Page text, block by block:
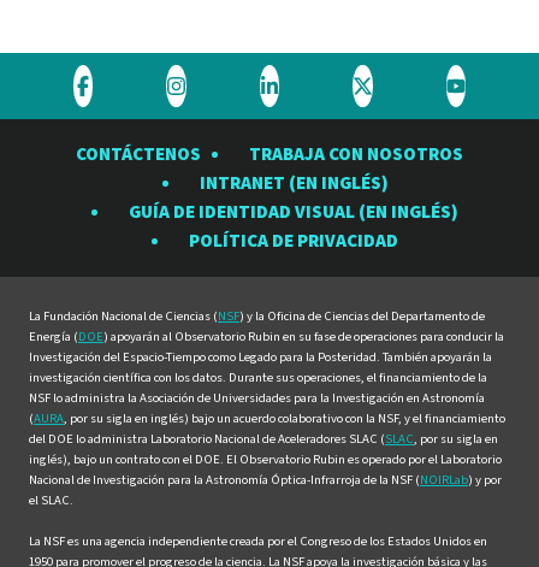
Visite
Observatorio
Visite
Observatorio
Rubin
en
Visite
Observatorio
Rubin
en
Visite
Observatorio
Rubin
en
Visite
Rubin
en
CONTÁCTENOS
TRABAJA CON NOSOTROS
INTRANET (EN INGLÉS)
GUÍA DE IDENTIDAD VISUAL (EN INGLÉS)
POLÍTICA DE PRIVACIDAD
La Fundación Nacional de Ciencias (NSF) y la Oficina de Ciencias del Departamento de
Energía (DOE) apoyarán al Observatorio Rubin en su fase de operaciones para conducir la
Investigación del Espacio-Tiempo como Legado para la Posteridad. También apoyarán la
investigación científica con los datos. Durante sus operaciones, el financiamiento de la
NSF lo administra la Asociación de Universidades para la Investigación en Astronomía
(AURA, por su sigla en inglés) bajo un acuerdo colaborativo con la NSF, y el financiamiento
del DOE lo administra Laboratorio Nacional de Aceleradores SLAC (SLAC, por su sigla en
inglés), bajo un contrato con el DOE. El Observatorio Rubin es operado por el Laboratorio
Nacional de Investigación para la Astronomía Óptica-Infrarroja de la NSF (NOIRLab) y por
el SLAC.
La NSF es una agencia independiente creada por el Congreso de los Estados Unidos en
1950 para promover el progreso de la ciencia. La NSF apoya la investigación básica y las